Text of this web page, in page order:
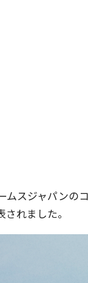
ムスジャパンの
れました。